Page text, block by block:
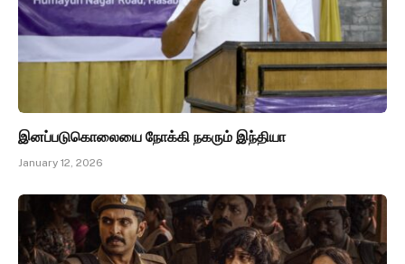
இனப்படுகொலையை நோக்கி நகரும் இந்தியா
January 12, 2026